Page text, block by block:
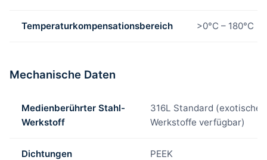
Temperaturkompensationsbereich >0°C – 180°C
Mechanische Daten
Medienberührter Stahl-
Werkstoff
316L Standard
Werkstoffe verfügbar)
Dichtungen PEEK